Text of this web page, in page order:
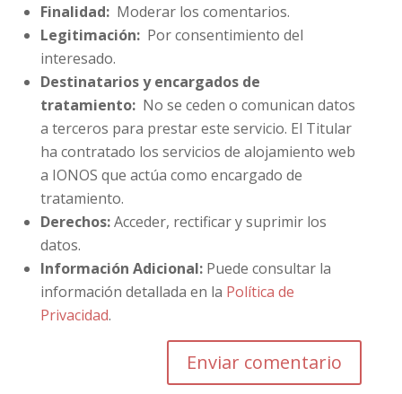
Finalidad:Moderar los comentarios.
Legitimación:Por consentimiento del
interesado.
Destinatarios y encargados de
tratamiento:No se ceden o comunican datos
a terceros para prestar este servicio. El Titular
ha contratado los servicios de alojamiento web
a IONOS que actúa como encargado de
tratamiento.
Derechos:Acceder, rectificar y suprimir los
datos.
Información Adicional:Puede consultar la
información detallada en la Política de
Privacidad.